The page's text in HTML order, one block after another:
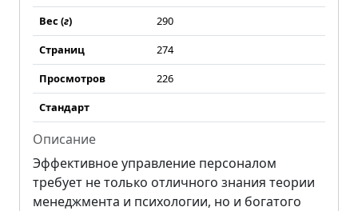
Вес (г)
290
Страниц
274
Просмотров
226
Стандарт
Описание
Эффективное управление персоналом
требует не только отличного знания теории
менеджмента и психологии, но и богатого